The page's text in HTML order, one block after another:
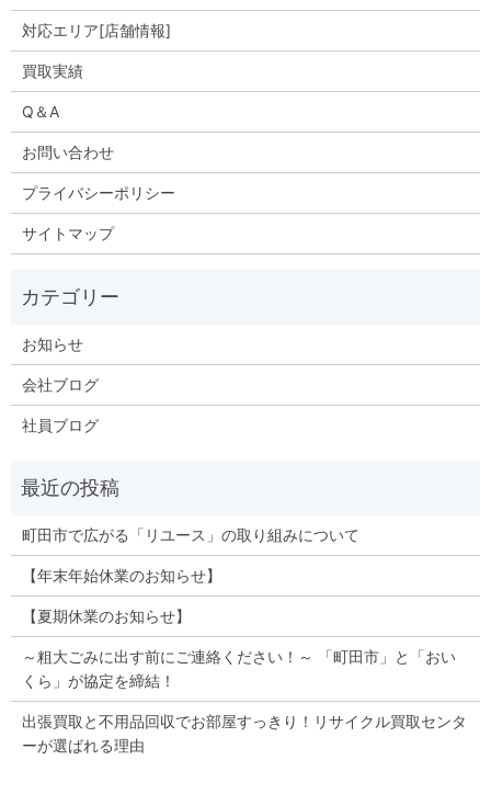
対応エリア[店舗情報]
買取実績
Q＆A
お問い合わせ
プライバシーポリシー
サイトマップ
お知らせ
会社ブログ
社員ブログ
町田市で広がる「リユース」の取り組みについて
【年末年始休業のお知らせ】
【夏期休業のお知らせ】
～粗大ごみに出す前にご連絡ください！～ 「町田市」と「おい
くら」が協定を締結！
出張買取と不用品回収でお部屋すっきり！リサイクル買取センタ
ーが選ばれる理由